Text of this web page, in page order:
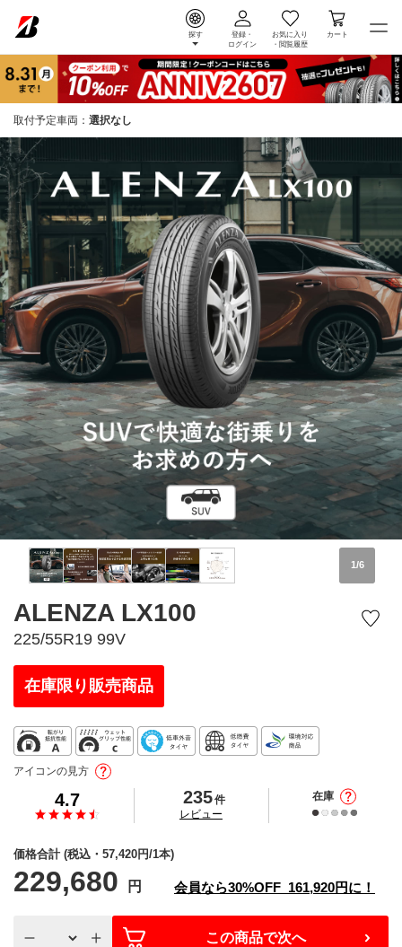
探す
登録・
ログイン
お気に入り
・ 閲覧履歴
カート
取付予定車両： 選択なし
1/6
ALENZA LX100
225/55R19 99V
在庫限り販売商品
4.7 235件
の
レビュー
在庫
アイコンの見方
価格合計 (税込・ 57,420円/1本)
229,680 円 会員なら30%OFF 161,920円に！
この商品で次へ